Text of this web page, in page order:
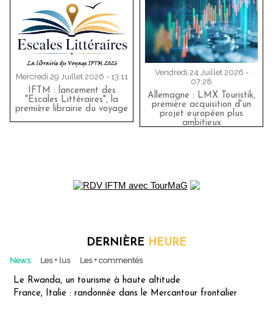
Mercredi 29 Juillet 2026 - 13:11
IFTM : lancement des
"Escales Littéraires", la
première librairie du voyage
Vendredi 24 Juillet 2026 -
07:28
Allemagne : LMX Touristik,
première acquisition d'un
projet européen plus
ambitieux
DERNIÈRE HEURE
News Les + lus Les + commentés
Le Rwanda, un tourisme à haute altitude
France, Italie : randonnée dans le Mercantour frontalier